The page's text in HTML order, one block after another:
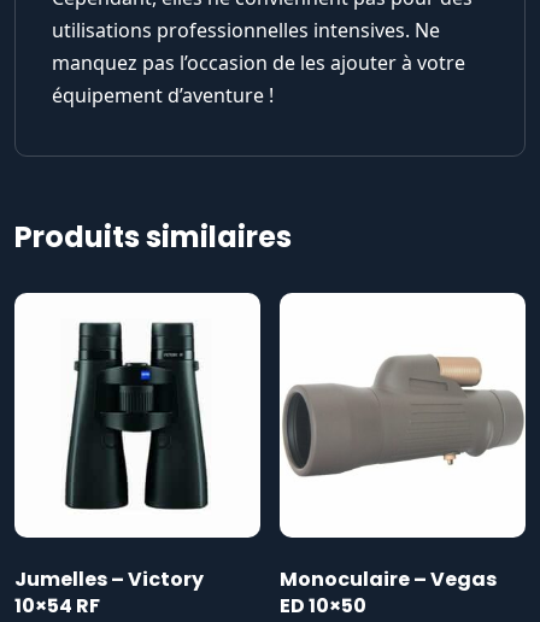
utilisations professionnelles intensives. Ne
manquez pas l’occasion de les ajouter à votre
équipement d’aventure !
Produits similaires
Jumelles – Victory
10×54 RF
Monoculaire – Vegas
ED 10×50